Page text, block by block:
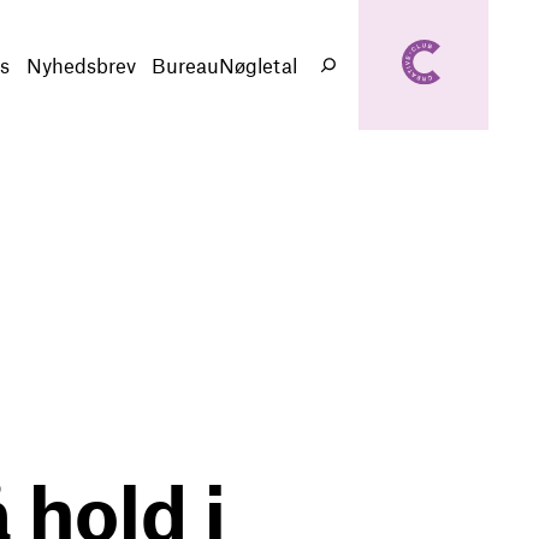
Nyhedsbrev BureauNøgletal
Søg
hold i